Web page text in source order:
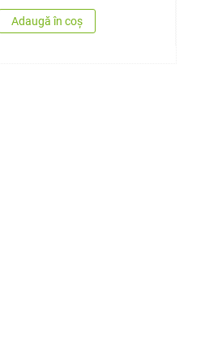
Adaugă în coș